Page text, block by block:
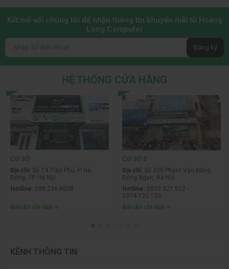
Kết nối với chúng tôi để nhận thông tin khuyến mãi từ Hoàng
Long Computer
Đăng ký
HỆ THỐNG CỬA HÀNG
CƠ SỞ
Địa chỉ: Số 74 Trần Phú, P. Hà
Đông, TP. Hà Nội
Hotline: 098.236.8008
Bản đồ chỉ dẫn
CƠ SỞ 3
Địa chỉ: Số 330 Phạm Văn Đồng,
Đông Ngạc, Hà Nội
Hotline: 0833.921.922 -
0374.120.130
Bản đồ chỉ dẫn
KÊNH THÔNG TIN